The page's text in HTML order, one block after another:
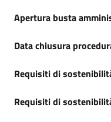
Apertura busta
Data chiusura
Requisiti di
Requisiti di